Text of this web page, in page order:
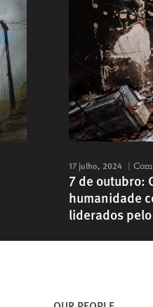
17 julho, 2024
7 de outubro:
humanidade
liderados